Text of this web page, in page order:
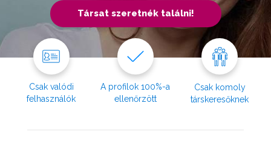
Társat szeretnék találni!
Csak valódi
felhasználók
A profilok 100%-a
ellenőrzött
Csak komoly
társkeresőknek